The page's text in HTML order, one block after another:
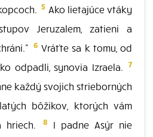
5 Ako lietajúce vtáky
Jeruzalem, zatieni a
6 Vráťte sa k tomu, od
odpadli, synovia Izraela. 7
každý svojich strieborných
bôžikov, ktorých vám
hriech.
8
I padne Asýr nie